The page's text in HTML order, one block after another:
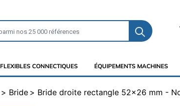
FLEXIBLES CONNECTIQUES ÉQUIPEMENTS MACHINES
Bride Bride droite rectangle 52x26 mm -